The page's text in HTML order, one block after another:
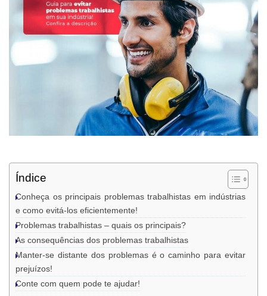
Índice
Conheça os principais problemas trabalhistas em indústrias
e como evitá-los eficientemente!
Problemas trabalhistas – quais os principais?
As consequências dos problemas trabalhistas
Manter-se distante dos problemas é o caminho para evitar
prejuízos!
Conte com quem pode te ajudar!